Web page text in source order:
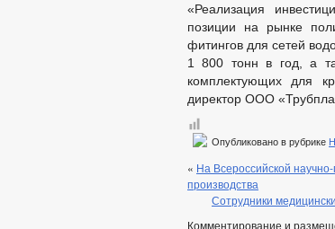
«Реализация
позиции на рынке
фитингов для сетей
1 800 тонн в год, а
комплектующих для
директор ООО
Опубликовано в рубрике
« На Всероссийской
производства
Сотрудники
Комментирование и